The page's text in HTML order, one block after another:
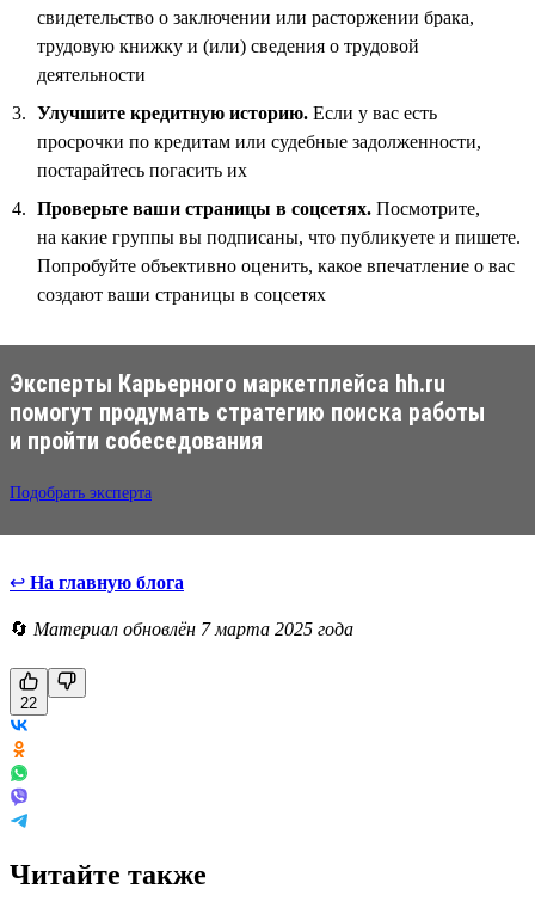
свидетельство о заключении или расторжении брака,
трудовую книжку и (или) сведения о трудовой
деятельности
Улучшите кредитную историю. Если у вас есть
просрочки по кредитам или судебные задолженности,
постарайтесь погасить их
Проверьте ваши страницы в соцсетях. Посмотрите,
на какие группы вы подписаны, что публикуете и пишете.
Попробуйте объективно оценить, какое впечатление о вас
создают ваши страницы в соцсетях
Эксперты Карьерного маркетплейса hh.ru
помогут продумать стратегию поиска работы
и пройти собеседования
Подобрать эксперта
↩ На главную блога
🔄 Материал обновлён 7 марта 2025 года
22
Читайте также